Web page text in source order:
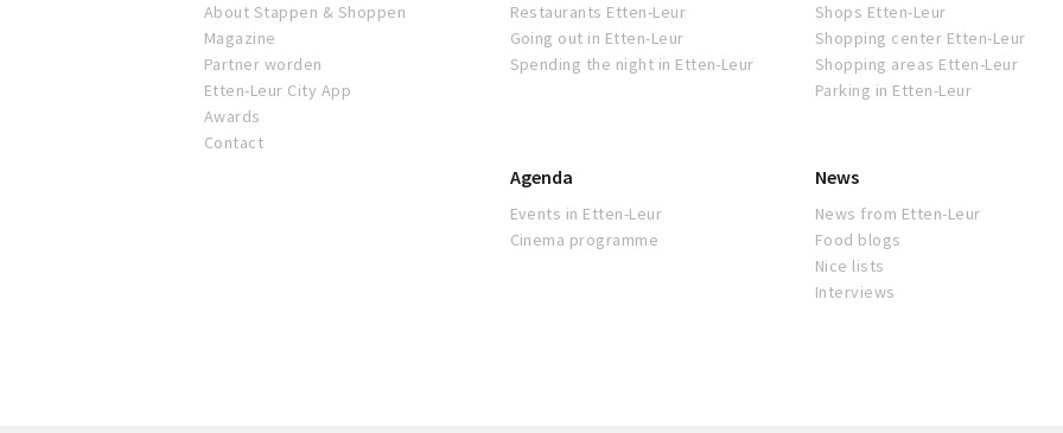
About Stappen & Shoppen
Magazine
Partner worden
Etten-Leur City App
Awards
Contact
Restaurants Etten-Leur
Going out in Etten-Leur
Spending the night in Etten-Leur
Shops Etten-Leur
Shopping center Etten-Leur
Shopping areas Etten-Leur
Parking in Etten-Leur
Agenda
Events in Etten-Leur
Cinema programme
News
News from Etten-Leur
Food blogs
Nice lists
Interviews